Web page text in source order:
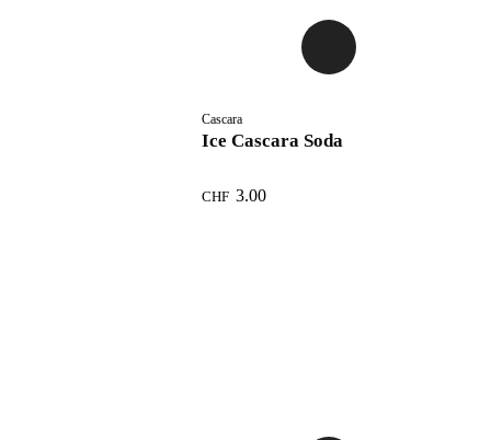
Cascara
Ice Cascara Soda
CHF 3.00